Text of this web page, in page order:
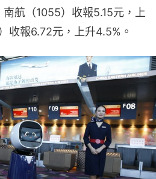
航（1055）收報5.15元，上
收報6.72元，上升4.5%。